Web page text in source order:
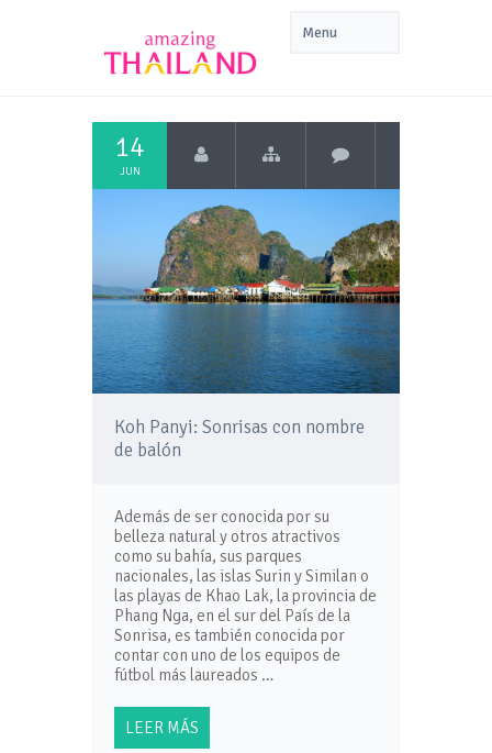
14
JUN
Koh Panyi: Sonrisas con nombre
de balón
Además de ser conocida por su
belleza natural y otros atractivos
como su bahía, sus parques
nacionales, las islas Surin y Similan o
las playas de Khao Lak, la provincia de
Phang Nga, en el sur del País de la
Sonrisa, es también conocida por
contar con uno de los equipos de
fútbol más laureados …
LEER MÁS